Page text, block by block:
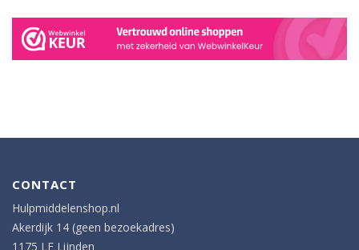
CONTACT
Hulpmiddelenshop.nl
Akerdijk 14 (geen bezoekadres)
1175 LE Lijnden